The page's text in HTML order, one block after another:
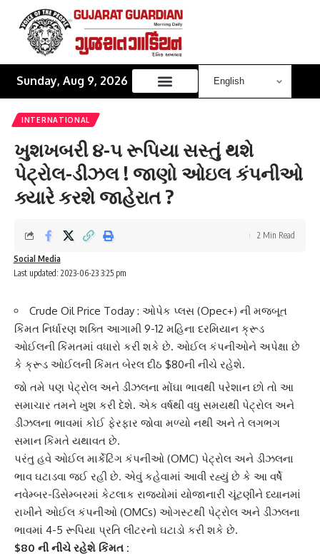
Sunday, Aug 9, 2026
INTERNATIONAL
ખુશખબરી ૪-૫ રૂપિયા સસ્તું થશે
પેટ્રોલ-ડીઝલ ! જાણો ઓઇલ કંપનીઓ
ક્યારે કરશે જાહેરાત ?
Last updated: 2023-06-23 3:25 pm
Social Media
2 Min Read
Crude Oil Price Today : ઓપેક પ્લસ (Opec+) ની મજબૂત
કિંમત નિર્ધારણ શક્તિ આગામી 9-12 મહિના દરમિયાન ક્રૂડ
ઓઈલની કિંમતમાં વધારો કરી શકે છે. ઓઈલ કંપનીઓને અપેક્ષા છે
કે ક્રૂડ ઓઈલની કિંમત બેરલ દીઠ $80ની નીચે રહેશે.
જો તમે પણ પેટ્રોલ અને ડીઝલના મોંઘા ભાવથી પરેશાન છો તો આ
સમાચાર તમને ખુશ કરી દેશે. એક વર્ષથી વધુ સમયથી પેટ્રોલ અને
ડીઝલના ભાવમાં કોઈ ફેરફાર જોવા મળ્યો નથી અને તે લગભગ
સમાન કિંમતે યથાવત છે.
પરંતુ હવે ઓઈલ માર્કેટિંગ કંપનીઓ (OMC) પેટ્રોલ અને ડીઝલના
ભાવ ઘટાડવા જઈ રહી છે. એવું કહેવામાં આવી રહ્યું છે કે આ વર્ષે
નવેમ્બર-ડિસેમ્બરમાં કેટલાક રાજ્યોમાં યોજાનારી ચૂંટણીને ધ્યાનમાં
રાખીને ઓઈલ કંપનીઓ (OMCs) ઓગસ્ટથી પેટ્રોલ અને ડીઝલના
ભાવમાં 4-5 રૂપિયા પ્રતિ લીટરનો ઘટાડો કરી શકે છે.
$80 ની નીચે રહેશે કિંમત :